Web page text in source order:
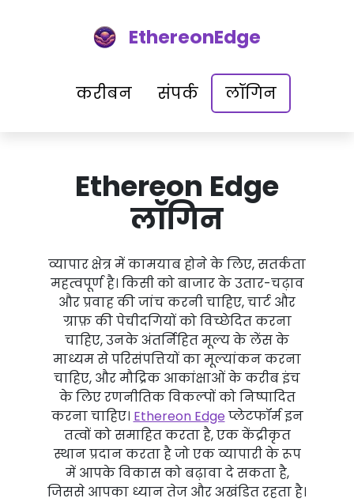
EthereonEdge
करीबन संपर्क लॉगिन
Ethereon Edge
लॉगिन
व्यापार क्षेत्र में कामयाब होने के लिए, सतर्कता
महत्वपूर्ण है। किसी को बाजार के उतार-चढ़ाव
और प्रवाह की जांच करनी चाहिए, चार्ट और
ग्राफ़ की पेचीदगियों को विच्छेदित करना
चाहिए, उनके अंतर्निहित मूल्य के लेंस के
माध्यम से परिसंपत्तियों का मूल्यांकन करना
चाहिए, और मौद्रिक आकांक्षाओं के करीब इंच
के लिए रणनीतिक विकल्पों को निष्पादित
करना चाहिए। Ethereon Edgeप्लेटफॉर्म इन
तत्वों को समाहित करता है, एक केंद्रीकृत
स्थान प्रदान करता है जो एक व्यापारी के रूप
में आपके विकास को बढ़ावा दे सकता है,
जिससे आपका ध्यान तेज और अखंडित रहता है।